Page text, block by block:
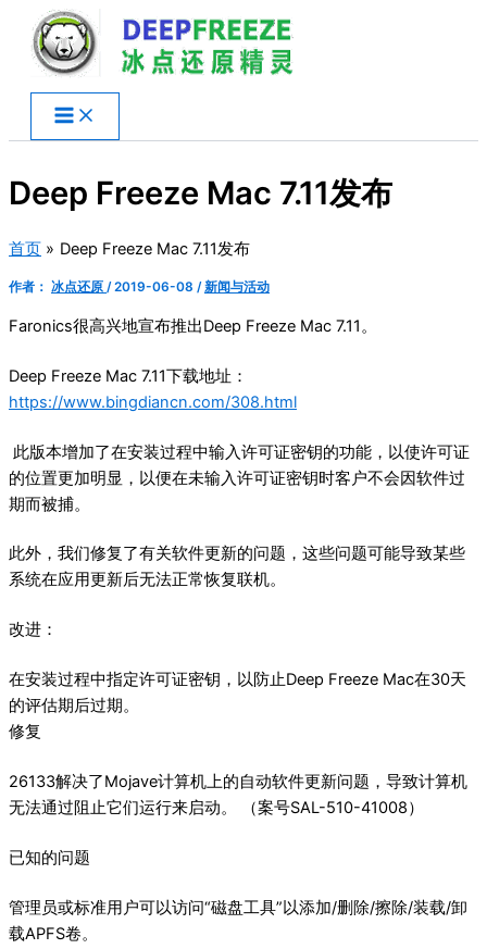
Deep Freeze Mac 7.11发布
首页 Deep Freeze Mac 7.11发布
作者： 冰点还原 /2019-06-08 /新闻与活动
Faronics很高兴地宣布推出Deep Freeze Mac 7.11。
Deep Freeze Mac 7.11下载地址：
https://www.bingdiancn.com/308.html
此版本增加了在安装过程中输入许可证密钥的功能，以使许可证
的位置更加明显，以便在未输入许可证密钥时客户不会因软件过
期而被捕。
此外，我们修复了有关软件更新的问题，这些问题可能导致某些
系统在应用更新后无法正常恢复联机。
改进：
在安装过程中指定许可证密钥，以防止Deep Freeze Mac在30天
的评估期后过期。
修复
26133解决了Mojave计算机上的自动软件更新问题，导致计算机
无法通过阻止它们运行来启动。 （案号SAL-510-41008）
已知的问题
管理员或标准用户可以访问“磁盘工具”以添加/删除/擦除/装载/卸
载APFS卷。